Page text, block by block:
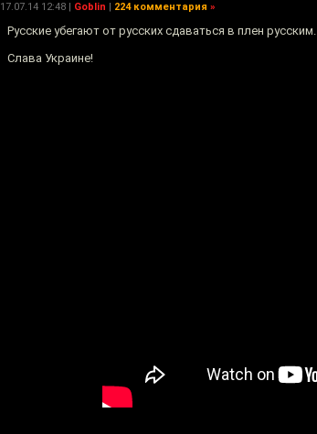
17.07.14 12:48 | Goblin | 224 комментария »
Русские убегают от русских сдаваться в плен русским.
Слава Украине!